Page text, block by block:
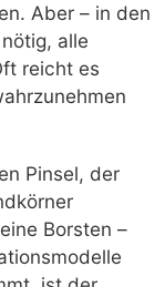
Aber – in den
alle
reicht es
Pinsel, der
Borsten –